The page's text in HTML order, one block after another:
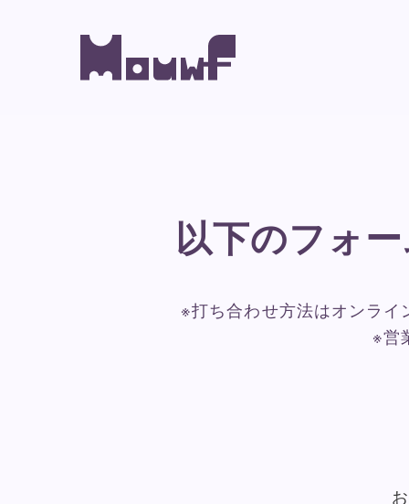
以下のフォ
※打ち合わせ方法はオンラ
※営